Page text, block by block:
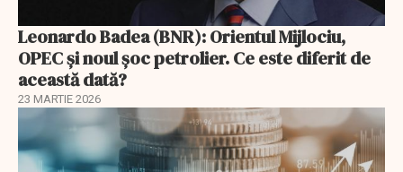
Leonardo Badea (BNR): Orientul Mijlociu,
OPEC și noul șoc petrolier. Ce este diferit de
această dată?
23 MARTIE 2026